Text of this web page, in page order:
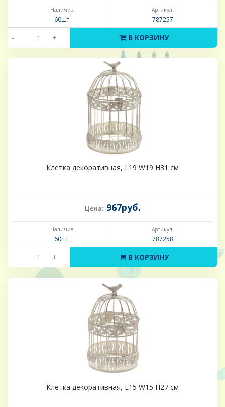
Наличие:
60шт.
Артикул:
787257
- + В КОРЗИНУ
Клетка декоративная, L19 W19 H31 см
Цена: 967руб.
Наличие:
60шт.
Артикул:
787258
- + В КОРЗИНУ
Клетка декоративная, L15 W15 H27 см